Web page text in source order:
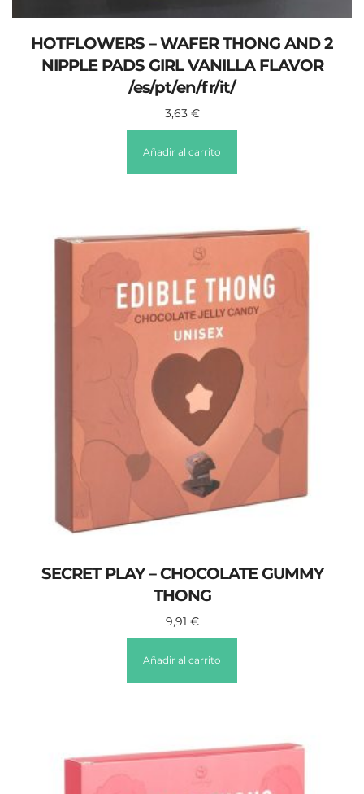
HOTFLOWERS – WAFER THONG AND 2
NIPPLE PADS GIRL VANILLA FLAVOR
/es/pt/en/fr/it/
3,63 €
Añadir al carrito
SECRET PLAY – CHOCOLATE GUMMY
THONG
9,91 €
Añadir al carrito